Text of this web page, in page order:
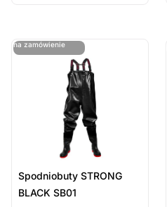
na
zamówien
na zamówienie
ostatnie sztuki
Spodniobuty STRONG
BLACK SB01